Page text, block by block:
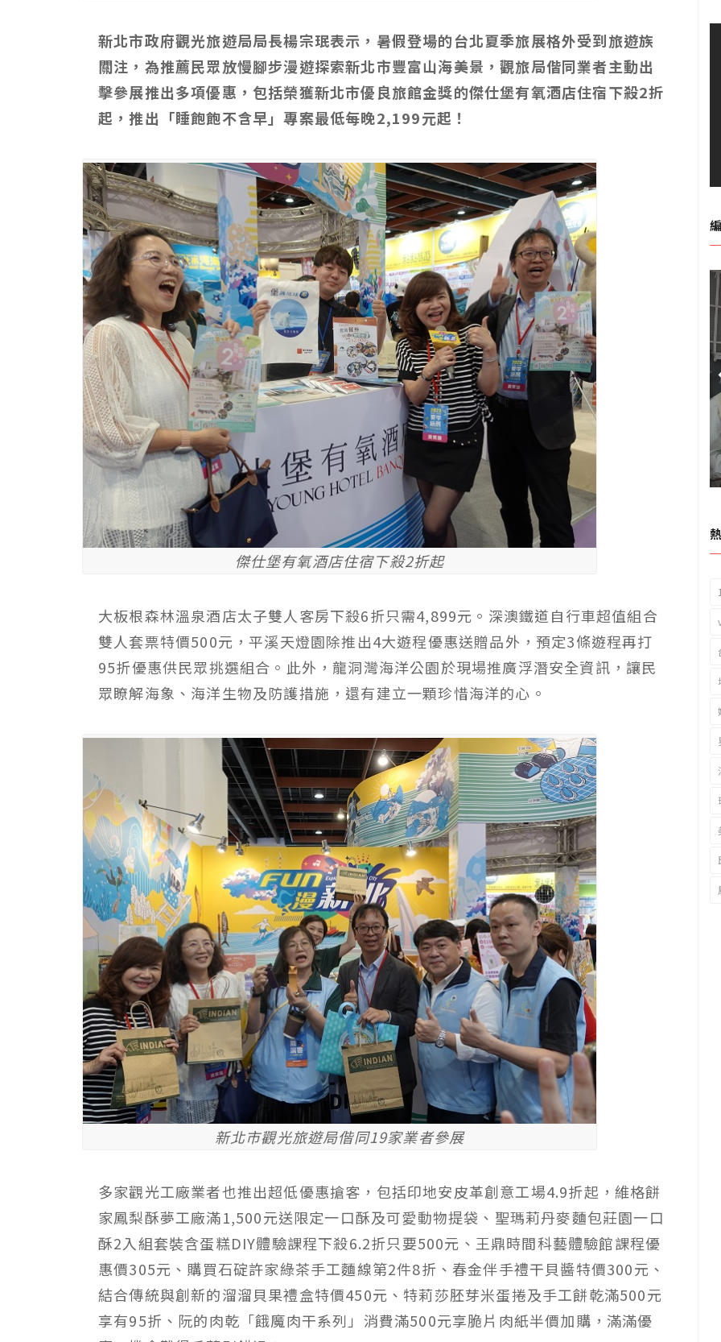
新北市政府觀光旅遊局局長楊宗珉表示，暑假登場的台北夏季旅展格外受到旅遊族
關注，為推薦民眾放慢腳步漫遊探索新北市豐富山海美景，觀旅局偕同業者主動出
擊參展推出多項優惠，包括榮獲新北市優良旅館金獎的傑仕堡有氧酒店住宿下殺2折
起，推出「睡飽飽不含早」專案最低每晚2,199元起！
傑仕堡有氧酒店住宿下殺2折起
大板根森林溫泉酒店太子雙人客房下殺6折只需4,899元。深澳鐵道自行車超值組合
雙人套票特價500元，平溪天燈園除推出4大遊程優惠送贈品外，預定3條遊程再打
95折優惠供民眾挑選組合。此外，龍洞灣海洋公園於現場推廣浮潛安全資訊，讓民
眾瞭解海象、海洋生物及防護措施，還有建立一顆珍惜海洋的心。
新北市觀光旅遊局偕同19家業者參展
多家觀光工廠業者也推出超低優惠搶客，包括印地安皮革創意工場4.9折起，維格餅
家鳳梨酥夢工廠滿1,500元送限定一口酥及可愛動物提袋、聖瑪莉丹麥麵包莊園一口
酥2入組套裝含蛋糕DIY體驗課程下殺6.2折只要500元、王鼎時間科藝體驗館課程優
惠價305元、購買石碇許家綠茶手工麵線第2件8折、春金伴手禮干貝醬特價300元、
結合傳統與創新的溜溜貝果禮盒特價450元、特莉莎胚芽米蛋捲及手工餅乾滿500元
享有95折、阮的肉乾「餓魔肉干系列」消費滿500元享脆片肉紙半價加購，滿滿優